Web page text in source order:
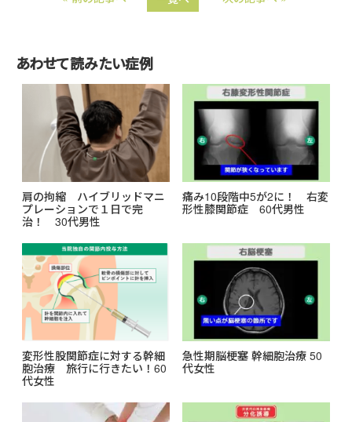
o
o
k
あわせて読みたい症例
肩の拘縮 ハイブリッドマニ
プレーションで１日で完
治！ 30代男性
痛み10段階中5が2に！ 右変
形性膝関節症 60代男性
変形性股関節症に対する幹細
胞治療 旅行に行きたい！60
代女性
急性期脳梗塞 幹細胞治療 50
代女性